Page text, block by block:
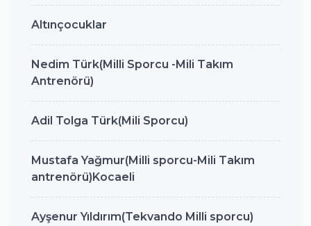
Altınçocuklar
Nedim Türk(Milli Sporcu -Mili Takım
Antrenörü)
Adil Tolga Türk(Mili Sporcu)
Mustafa Yağmur(Milli sporcu-Mili Takım
antrenörü)Kocaeli
Ayşenur Yıldırım(Tekvando Milli sporcu)